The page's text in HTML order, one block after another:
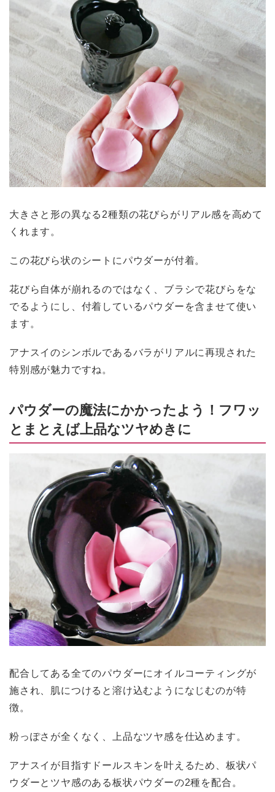
大きさと形の異なる2種類の花びらがリアル感を高めて
くれます。
この花びら状のシートにパウダーが付着。
花びら自体が崩れるのではなく、ブラシで花びらをな
でるようにし、付着しているパウダーを含ませて使い
ます。
アナスイのシンボルであるバラがリアルに再現された
特別感が魅力ですね。
パウダーの魔法にかかったよう！フワッ
とまとえば上品なツヤめきに
配合してある全てのパウダーにオイルコーティングが
施され、肌につけると溶け込むようになじむのが特
徴。
粉っぽさが全くなく、上品なツヤ感を仕込めます。
アナスイが目指すドールスキンを叶えるため、板状パ
ウダーとツヤ感のある板状パウダーの2種を配合。